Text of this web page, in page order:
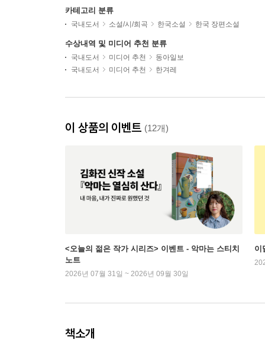
카테고리 분류
국내도서 소설/시/희곡 한국소설 한국 장편소설
수상내역 및 미디어 추천 분류
국내도서 미디어 추천
동아일보
국내도서
미디어 추천 한겨레
이 상품의 이벤트 (12개)
<오늘의 젊은 작가 시리즈> 이벤트 - 악마는 스티치
노트
2026년 07월 31일 ~ 2026년 09월 30일
이
책소개